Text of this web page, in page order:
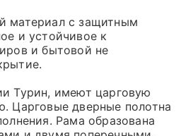
материал с защитным
и устойчивое к
и бытовой не
Турин, имеют царговую
Царговые дверные полотна
Рама образована